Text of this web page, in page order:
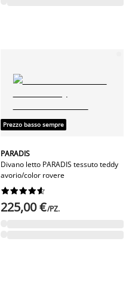
Prezzo basso sempre
PARADIS
Divano letto PARADIS tessuto teddy
avorio/color rovere






225,00 €/PZ.